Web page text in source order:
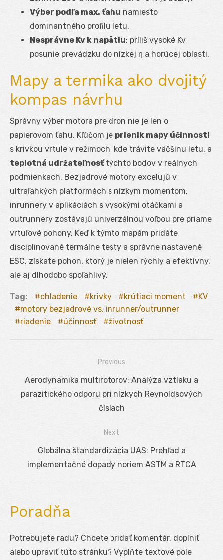
Výber podľa max. ťahu namiesto
dominantného profilu letu.
Nesprávne Kv k napätiu: príliš vysoké Kv
posunie prevádzku do nízkej η a horúcej oblasti.
Mapy a termika ako dvojitý
kompas návrhu
Správny výber motora pre dron nie je len o
papierovom ťahu. Kľúčom je prienik mapy účinnosti
s krivkou vrtule v režimoch, kde trávite väčšinu letu, a
teplotná udržateľnosťtýchto bodov v reálnych
podmienkach. Bezjadrové motory excelujú v
ultraľahkých platformách s nízkym momentom,
inrunnery v aplikáciách s vysokými otáčkami a
outrunnery zostávajú univerzálnou voľbou pre priame
vrtuľové pohony. Keď k týmto mapám pridáte
disciplinované termálne testy a správne nastavené
ESC, získate pohon, ktorý je nielen rýchly a efektívny,
ale aj dlhodobo spoľahlivý.
Tag: chladenie krivky krútiaci moment
KV
motory bezjadrové vs. inrunner/outrunner
riadenie
účinnosť životnosť
Navigácia
Previous
Previous
post:
Aerodynamika multirotorov: Analýza vztlaku a
parazitického odporu pri nízkych Reynoldsových
číslach
Next
post:
Globálna štandardizácia UAS: Prehľad a
implementačné dopady noriem ASTM a RTCA
Poradňa
Potrebujete radu? Chcete pridať komentár, doplniť
alebo upraviť túto stránku? Vyplňte textové pole